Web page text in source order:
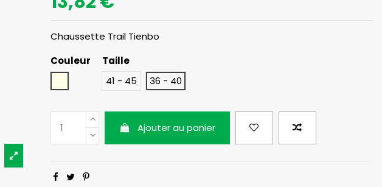
Chaussette Trail Tienbo
Couleur
Taille
41 - 45
36 - 40
Ajouter au panier